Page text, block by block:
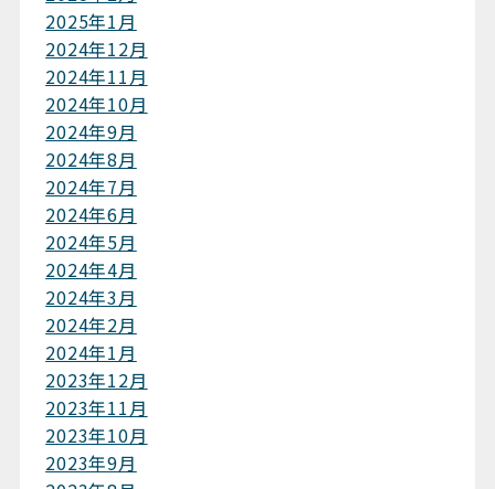
2025年1月
2024年12月
2024年11月
2024年10月
2024年9月
2024年8月
2024年7月
2024年6月
2024年5月
2024年4月
2024年3月
2024年2月
2024年1月
2023年12月
2023年11月
2023年10月
2023年9月